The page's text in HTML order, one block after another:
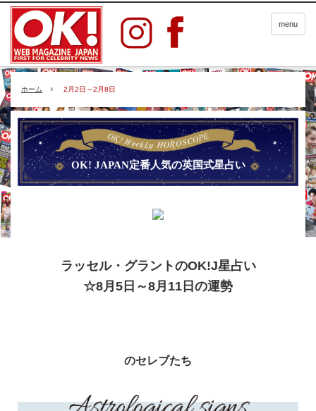
menu
ホーム 2月2日～2月8日
OK! JAPAN定番人気の英国式星占い
ラッセル・グラントのOK!J星占い
☆8月5日～8月11日の運勢
のセレブたち